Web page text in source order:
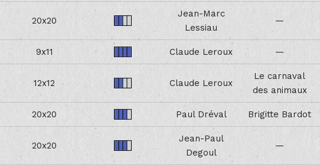
20x20
Jean-Marc
Lessiau
—
9x11 Claude Leroux —
12x12 Claude Leroux
Le carnaval
des animaux
20x20 Paul Dréval Brigitte Bardot
20x20
Jean-Paul
Degoul
—